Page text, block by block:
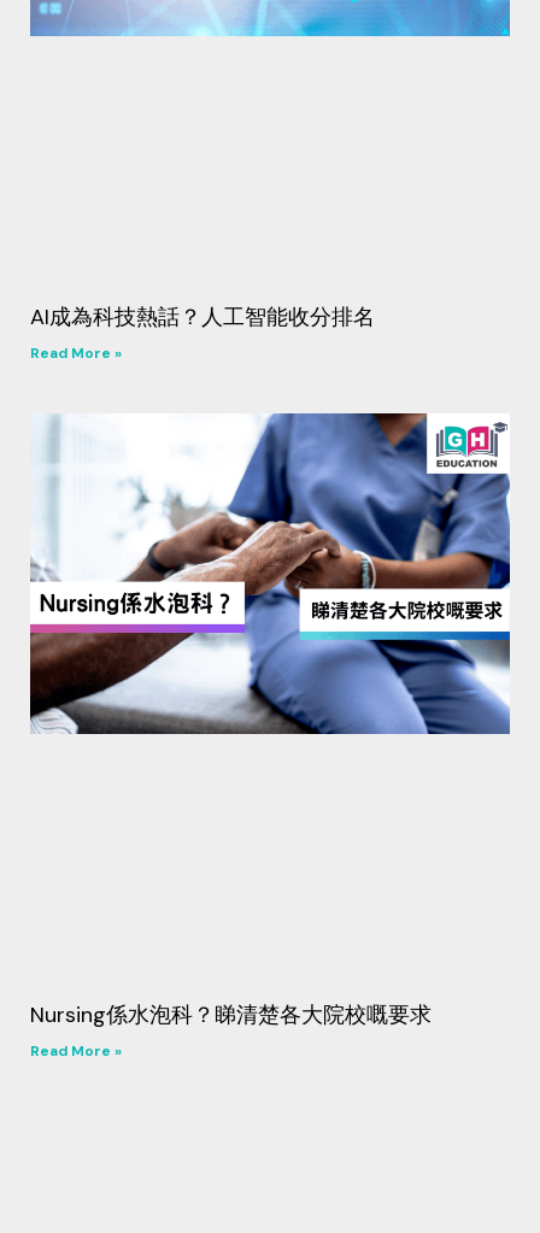
AI成為科技熱話？人工智能收分排名
Read More »
Nursing係水泡科？睇清楚各大院校嘅要求
Read More »